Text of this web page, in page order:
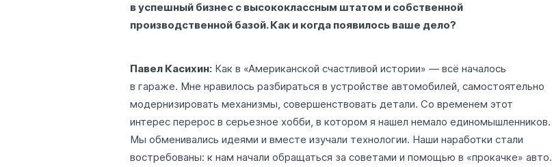
в успешный бизнес с высококлассным штатом и собственной
производственной базой. Как и когда появилось ваше дело?
Павел Касихин: Как в «Американской счастливой истории» — всё началось
в гараже. Мне нравилось разбираться в устройстве автомобилей, самостоятельно
модернизировать механизмы, совершенствовать детали. Со временем этот
интерес перерос в серьезное хобби, в котором я нашел немало единомышленников.
Мы обменивались идеями и вместе изучали технологии. Наши наработки стали
востребованы: к нам начали обращаться за советами и помощью в «прокачке» авто.